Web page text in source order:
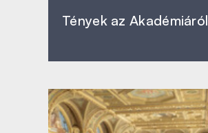
Tények az Akadémiáról